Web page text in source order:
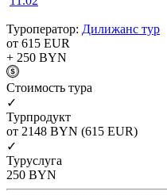
Туроператор: Дилижанс тур
от 615 EUR
+ 250 BYN
Cтоимость тура
✓
Турпродукт
от 2148 BYN (615 EUR)
✓
Туруслуга
250 BYN